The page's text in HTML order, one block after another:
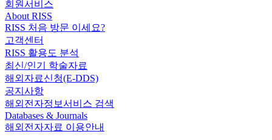
회원서비스
About RISS
RISS 처음 방문 이세요?
고객센터
RISS 활용도 분석
최신/인기 학술자료
해외자료신청(E-DDS)
공지사항
해외전자정보서비스 검색
Databases & Journals
해외전자자료 이용안내